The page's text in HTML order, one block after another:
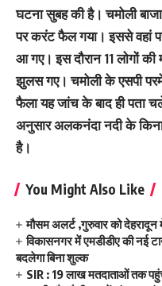
घटना सुबह की है। चमोली
पर करंट फैल गया। इससे वहां
आ गए। इस दौरान 11 लोगों
झुलस गए। चमोली के एसपी
फैला यह जांच के बाद ही पता
अनुसार अलकनंदा नदी के
है।
You Might Also Like
मौसम अलर्ट ,गुरुवार को
विकासनगर में एमडीडीए की नई
बदलेगा बिना शुल्क
SIR : 19 लाख मतदाताओं तक